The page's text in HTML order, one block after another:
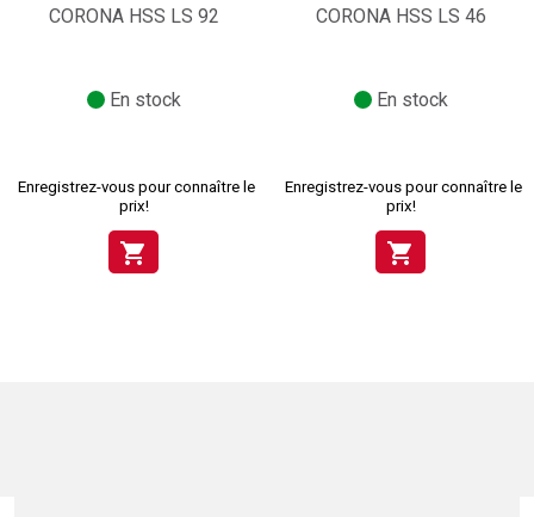
CORONA HSS LS 92
En stock
Enregistrez-vous pour connaître le
prix!
shopping_cart
CORONA HSS LS 46
En stock
Enregistrez-vous pour connaître le
prix!
shopping_cart